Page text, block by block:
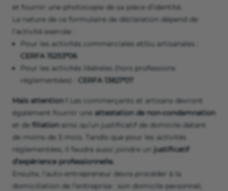
et fournir une photocopie de sa pièce d’identité.
La nature de ce formulaire de déclaration dépend de
l’activité exercée :
Pour les activités commerciales et/ou artisanales :
CERFA 15253*06
Pour les activités libérales (hors professions
réglementées) :
CERFA 13821*07
Mais attention !
Les commerçants et artisans devront
également fournir une attestation de non-condamnation
et de filiation ainsi qu’un justificatif de domicile datant
de moins de 3 mois. Tandis que pour les activités
réglementées, il faudra aussi joindre un justificatif
d’expérience professionnelle.
Ensuite, l’auto-entrepreneur devra procéder à la
domiciliation de l’entreprise : son domicile personnel,